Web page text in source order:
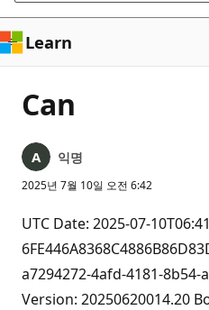
Learn
Can
익명
2025년 7월 10일 오전 6:42
UTC Date: 2025-07-
a7294272-4afd-4181-8b54-
Version: 20250620014.20